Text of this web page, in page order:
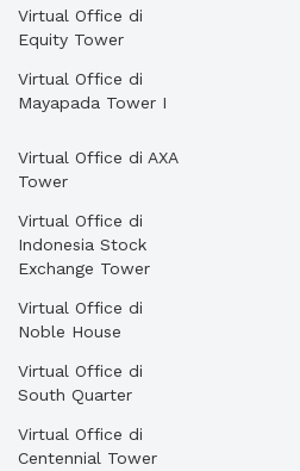
Virtual Office di
Equity Tower
Virtual Office di
Mayapada Tower I
Virtual Office di AXA
Tower
Virtual Office di
Indonesia Stock
Exchange Tower
Virtual Office di
Noble House
Virtual Office di
South Quarter
Virtual Office di
Centennial Tower